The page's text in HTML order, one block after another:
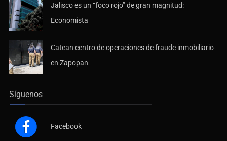
Jalisco es un “foco rojo” de gran magnitud:
Economista
Catean centro de operaciones de fraude inmobiliario
en Zapopan
Síguenos
Facebook